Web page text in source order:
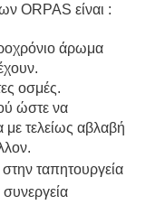
ORPAS είναι :
άρωμα
οσμές.
ώστε να
τελείως αβλαβή
ταπητουργεία